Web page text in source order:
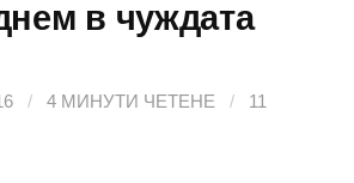
в чуждата
/ 4 МИНУТИ ЧЕТЕНЕ /
11